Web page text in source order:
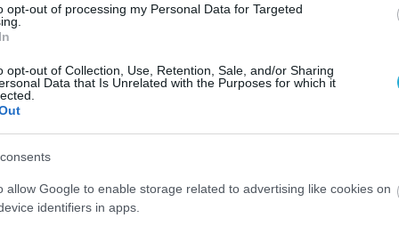
opt-out of processing my Personal Data for Targeted
opt-out of Collection, Use, Retention, Sale, and/or Sharing
Data that Is Unrelated with the Purposes for which it
allow Google to enable storage related to advertising like cookies on
identifiers in apps.
και προηγήθηκαν με 0-3, 2-7, αλλά σιγά, σιγά
(6-8, 11-12) για να ισοφαρίσουν 13-13 και να
Περδικάκη όμως τα έσβησαν και στο 17-17 χαμένο
έστειλαν το ματς στο τάι μπρέικ.
Μάτιου/Τριανταφυλλίδη έγινε 6-7 για τις
(10-9) πήραν το σετ με 10-12 και την πρόκριση στα